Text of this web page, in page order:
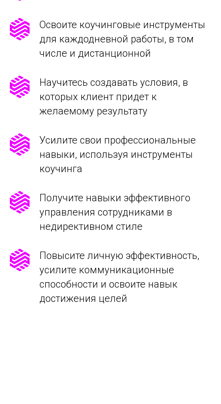
Освоите коучинговые инструменты
для каждодневной работы, в том
числе и дистанционной
Научитесь создавать условия, в
которых клиент придет к
желаемому результату
Усилите свои профессиональные
навыки, используя инструменты
коучинга
Получите навыки эффективного
управления сотрудниками в
недирективном стиле
Повысите личную эффективность,
усилите коммуникационные
способности и освоите навык
достижения целей